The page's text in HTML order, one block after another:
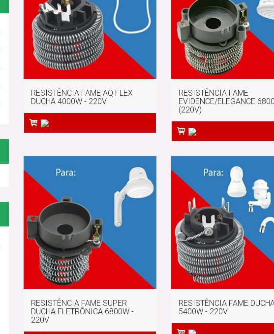
RESISTÊNCIA FAME AQ FLEX
DUCHA 4000W - 220V
RESISTÊNCIA FAME
EVIDENCE/ELEGANCE
(220V)
RESISTÊNCIA FAME SUPER
DUCHA ELETRÔNICA 6800W -
220V
RESISTÊNCIA FAME
5400W - 220V